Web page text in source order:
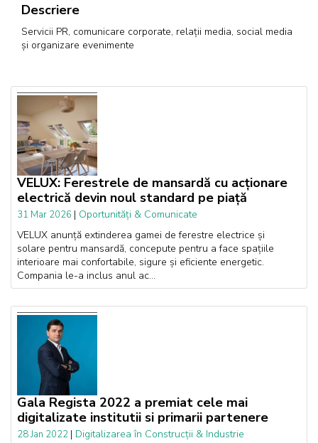
Descriere
Servicii PR, comunicare corporate, relații media, social media
și organizare evenimente
VELUX: Ferestrele de mansardă cu acționare
electrică devin noul standard pe piață
31 Mar 2026 | Oportunități & Comunicate
VELUX anunță extinderea gamei de ferestre electrice și
solare pentru mansardă, concepute pentru a face spațiile
interioare mai confortabile, sigure și eficiente energetic.
Compania le-a inclus anul ac...
Gala Regista 2022 a premiat cele mai
digitalizate institutii si primarii partenere
28 Jan 2022 | Digitalizarea în Construcții & Industrie